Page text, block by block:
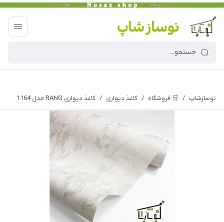
نوسازشاپ / 🛒 فروشگاه / کاغذ دیواری / کاغذ دیواری RANG مدل 1164